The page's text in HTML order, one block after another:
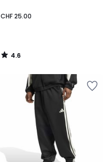
CHF 25.00
4.6
/